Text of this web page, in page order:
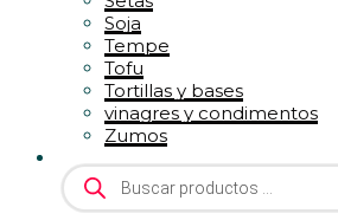
Soja
Tempe
Tofu
Tortillas y bases
vinagres y condimentos
Zumos
Búsqueda
de
productos